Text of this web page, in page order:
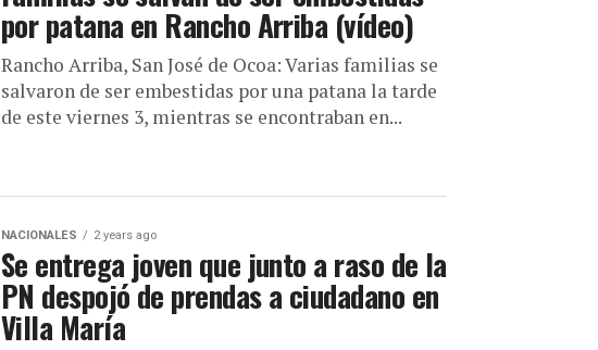
por patana en Rancho Arriba (vídeo)
Rancho Arriba, San José de Ocoa: Varias familias se
salvaron de ser embestidas por una patana la tarde
de este viernes 3, mientras se encontraban en...
NACIONALES 2 years ago
Se entrega joven que junto a raso de la
PN despojó de prendas a ciudadano en
Villa María